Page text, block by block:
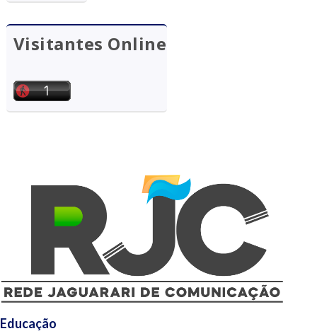
Visitantes Online
Educação